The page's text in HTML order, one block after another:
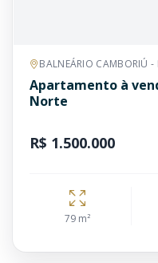
BALNEÁRIO CAMBORIÚ -
Apartamento à
Norte
R$ 1.500.000
79 m²